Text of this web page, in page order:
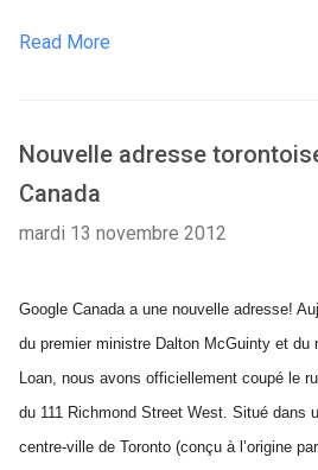
Read More
Nouvelle adresse
Canada
mardi 13 novembre 2012
Google Canada a une nouvelle adresse!
du premier ministre Dalton McGuinty et du
Loan, nous avons officiellement coupé le
du 111 Richmond Street West. Situé dans
centre-ville de Toronto (conçu à l’origine